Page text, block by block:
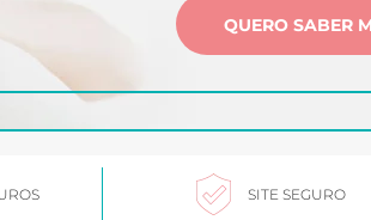
QUERO SABER
SITE SEGURO